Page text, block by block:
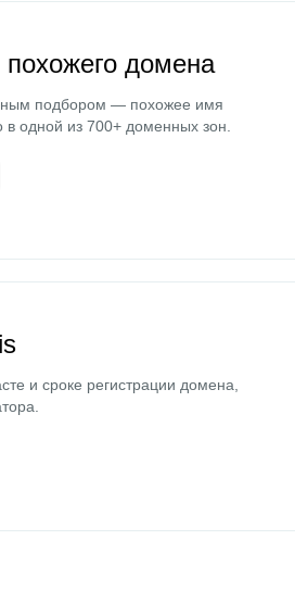
похожего домена
подбором — похожее имя
одной из 700+ доменных зон.
и сроке регистрации домена,